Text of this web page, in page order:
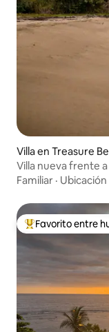
Villa en Treasure
Villa nueva frente
Familiar · Ubicación
Favorito entre
Favorito entre